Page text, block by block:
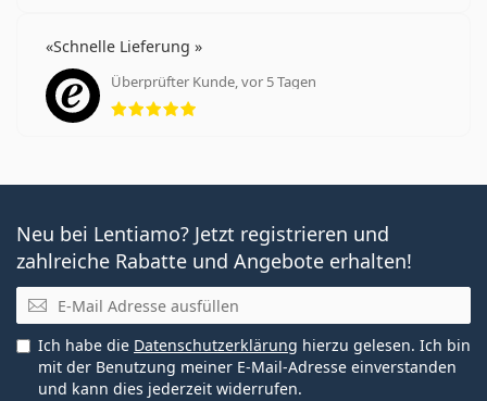
Schnelle Lieferung
Überprüfter Kunde, vor 5 Tagen
Bewertung 5 aus 5
Neu bei Lentiamo? Jetzt registrieren und
zahlreiche Rabatte und Angebote erhalten!
E-Mail
Ich habe die Datenschutzerklärung hierzu gelesen. Ich bin
mit der Benutzung meiner E-Mail-Adresse einverstanden
und kann dies jederzeit widerrufen.